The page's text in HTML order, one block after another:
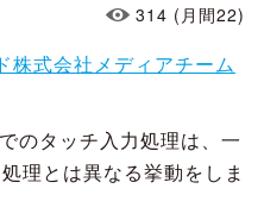
314 (月間22)
株式会社メディアチーム
のタッチ入力処理は、一
理とは異なる挙動をしま